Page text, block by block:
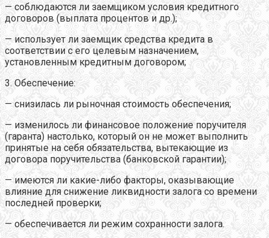
— соблюдаются ли заемщиком условия кредитного
договоров (выплата процентов и др.);
— использует ли заемщик средства кредита в
соответствии с его целевым назначением,
установленным кредитным договором;
3. Обеспечение:
— снизилась ли рыночная стоимость обеспечения;
— изменилось ли финансовое положение поручителя
(гаранта) настолько, который он не может выполнить
принятые на себя обязательства, вытекающие из
договора поручительства (банковской гарантии);
— имеются ли какие-либо факторы, оказывающие
влияние для снижение ликвидности залога со времени
последней проверки;
— обеспечивается ли режим сохранности залога.